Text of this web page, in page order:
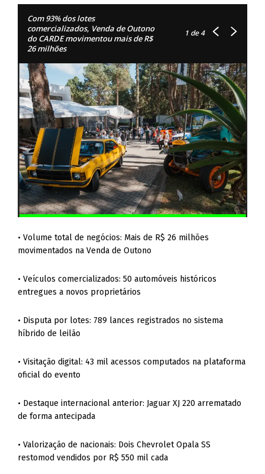
Com 93% dos lotes
comercializados, Venda de Outono
do CARDE movimentou mais de R$
26 milhões
1de 4
• Volume total de negócios: Mais de R$ 26 milhões
movimentados na Venda de Outono
• Veículos comercializados: 50 automóveis históricos
entregues a novos proprietários
• Disputa por lotes: 789 lances registrados no sistema
híbrido de leilão
• Visitação digital: 43 mil acessos computados na plataforma
oficial do evento
• Destaque internacional anterior: Jaguar XJ 220 arrematado
de forma antecipada
• Valorização de nacionais: Dois Chevrolet Opala SS
restomod vendidos por R$ 550 mil cada